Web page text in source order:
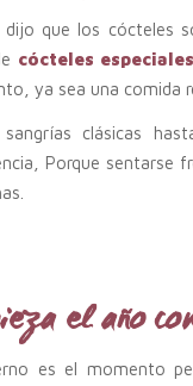
dijo que los cócteles
cócteles especiales
ya sea una comida
sangrías clásicas
Porque sentarse
el año
es el momento